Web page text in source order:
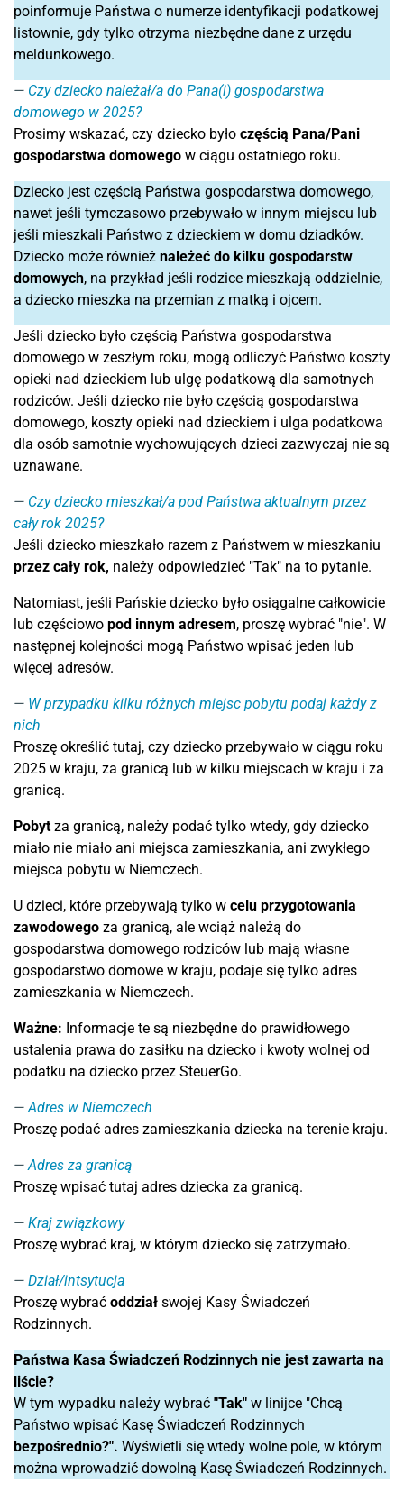
poinformuje Państwa o numerze identyfikacji podatkowej
listownie, gdy tylko otrzyma niezbędne dane z urzędu
meldunkowego.
Czy dziecko należał/a do Pana(i) gospodarstwa
domowego w 2025?
Prosimy wskazać, czy dziecko było częścią Pana/Pani
gospodarstwa domowego w ciągu ostatniego roku.
Dziecko jest częścią Państwa gospodarstwa domowego,
nawet jeśli tymczasowo przebywało w innym miejscu lub
jeśli mieszkali Państwo z dzieckiem w domu dziadków.
Dziecko może również należeć do kilku gospodarstw
domowych, na przykład jeśli rodzice mieszkają oddzielnie,
a dziecko mieszka na przemian z matką i ojcem.
Jeśli dziecko było częścią Państwa gospodarstwa
domowego w zeszłym roku, mogą odliczyć Państwo koszty
opieki nad dzieckiem lub ulgę podatkową dla samotnych
rodziców. Jeśli dziecko nie było częścią gospodarstwa
domowego, koszty opieki nad dzieckiem i ulga podatkowa
dla osób samotnie wychowujących dzieci zazwyczaj nie są
uznawane.
Czy dziecko mieszkał/a pod Państwa aktualnym przez
cały rok 2025?
Jeśli dziecko mieszkało razem z Państwem w mieszkaniu
przez cały rok, należy odpowiedzieć "Tak" na to pytanie.
Natomiast, jeśli Pańskie dziecko było osiągalne całkowicie
lub częściowo pod innym adresem, proszę wybrać "nie". W
następnej kolejności mogą Państwo wpisać jeden lub
więcej adresów.
W przypadku kilku różnych miejsc pobytu podaj każdy z
nich
Proszę określić tutaj, czy dziecko przebywało w ciągu roku
2025 w kraju, za granicą lub w kilku miejscach w kraju i za
granicą.
Pobytza granicą, należy podać tylko wtedy, gdy dziecko
miało nie miało ani miejsca zamieszkania, ani zwykłego
miejsca pobytu w Niemczech.
U dzieci, które przebywają tylko w celu przygotowania
zawodowego za granicą, ale wciąż należą do
gospodarstwa domowego rodziców lub mają własne
gospodarstwo domowe w kraju, podaje się tylko adres
zamieszkania w Niemczech.
Ważne: Informacje te są niezbędne do prawidłowego
ustalenia prawa do zasiłku na dziecko i kwoty wolnej od
podatku na dziecko przez SteuerGo.
Adres w Niemczech
Proszę podać adres zamieszkania dziecka na terenie kraju.
Adres za granicą
Proszę wpisać tutaj adres dziecka za granicą.
Kraj związkowy
Proszę wybrać kraj, w którym dziecko się zatrzymało.
Dział/intsytucja
Proszę wybrać oddział swojej Kasy Świadczeń
Rodzinnych.
Państwa Kasa Świadczeń Rodzinnych nie jest zawarta na
liście?
W tym wypadku należy wybrać "Tak" w linijce "Chcą
Państwo wpisać Kasę Świadczeń Rodzinnych
bezpośrednio?". Wyświetli się wtedy wolne pole, w którym
można wprowadzić dowolną Kasę Świadczeń Rodzinnych.